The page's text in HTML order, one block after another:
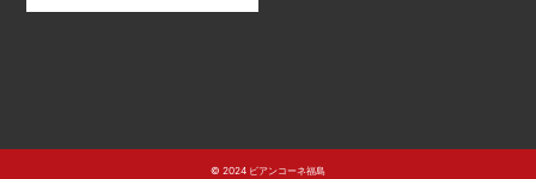
© 2024 ビアンコーネ福島